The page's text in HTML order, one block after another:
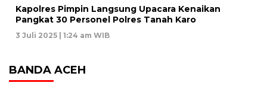
Kapolres Pimpin Langsung Upacara Kenaikan
Pangkat 30 Personel Polres Tanah Karo
3 Juli 2025 | 1:24 am WIB
BANDA ACEH